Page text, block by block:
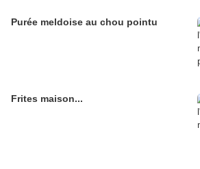
Purée meldoise au chou pointu
Frites maison...